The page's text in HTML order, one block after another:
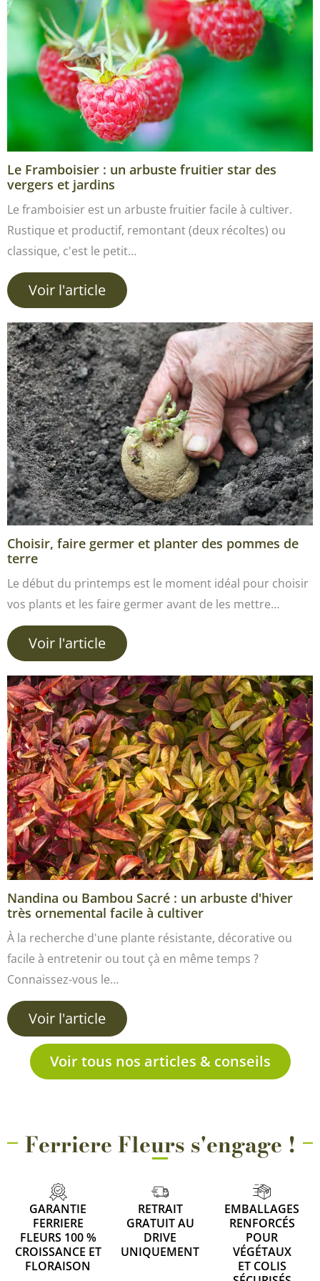
Le Framboisier : un arbuste fruitier star des
vergers et jardins
Le framboisier est un arbuste fruitier facile à cultiver.
Rustique et productif, remontant (deux récoltes) ou
classique, c'est le petit…
Voir l'article
Choisir, faire germer et planter des pommes de
terre
Le début du printemps est le moment idéal pour choisir
vos plants et les faire germer avant de les mettre…
Voir l'article
Nandina ou Bambou Sacré : un arbuste d'hiver
très ornemental facile à cultiver
À la recherche d'une plante résistante, décorative ou
facile à entretenir ou tout çà en même temps ?
Connaissez-vous le…
Voir l'article
Voir tous nos articles & conseils
Ferriere Fleurs s'engage !
GARANTIE
FERRIERE
FLEURS 100 %
CROISSANCE ET
FLORAISON
RETRAIT
GRATUIT AU
DRIVE
UNIQUEMENT
EMBALLAGES
RENFORCÉS
POUR
VÉGÉTAUX
ET COLIS